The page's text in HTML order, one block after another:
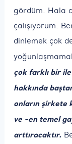
gördüm. Hala
çalışıyorum.
dinlemek çok
çok farklı bir
hakkında
onların şirkete
ve -en temel
arttıracaktır.